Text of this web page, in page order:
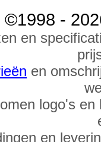
©1998 -
en
en
logo's
en